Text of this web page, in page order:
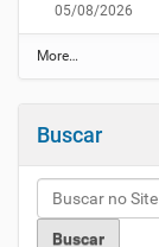
05/08/2026
N
o
c
a
U
More…
Buscar